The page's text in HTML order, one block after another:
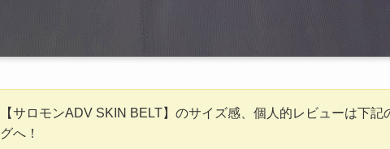
【サロモンADV SKIN BELT】のサイズ感、個人的レビューは下記
グへ！